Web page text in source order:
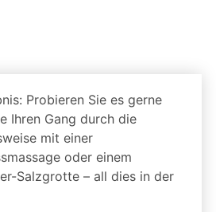
Probieren Sie es gerne
Ihren Gang durch die
mit einer
oder einem
Salzgrotte – all dies in der